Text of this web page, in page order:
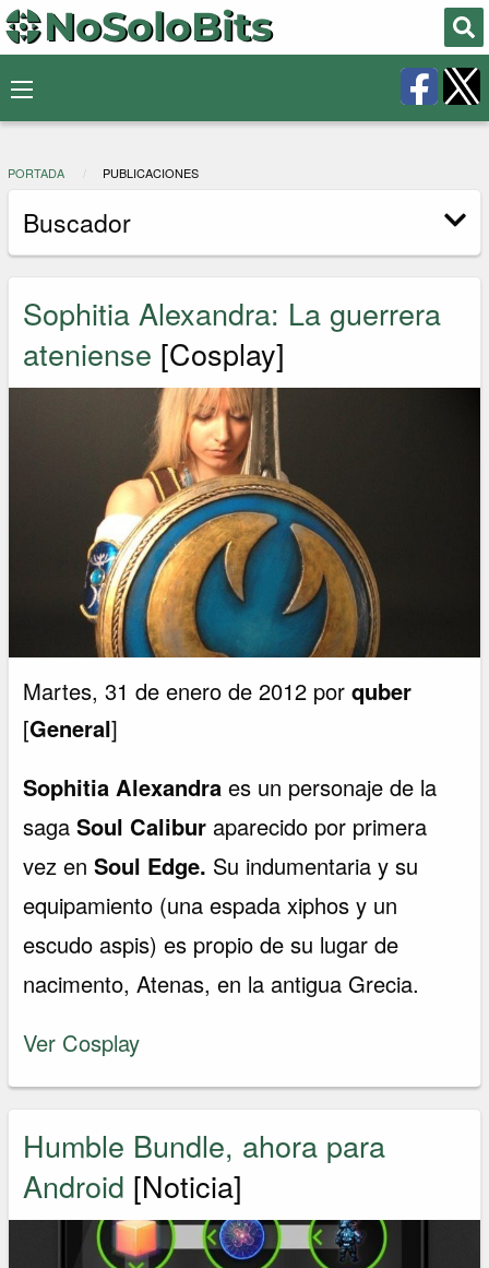
PORTADA PUBLICACIONES
Buscador
Sophitia Alexandra: La guerrera
ateniense [Cosplay]
Martes, 31 de enero de 2012 porquber
[General]
Sophitia Alexandra es un personaje de la
sagaSoul Calibur aparecido por primera
vez enSoul Edge. Su indumentaria y su
equipamiento (una espada xiphos y un
escudo aspis) es propio de su lugar de
nacimento, Atenas, en la antigua Grecia.
Ver Cosplay
Humble Bundle, ahora para
Android [Noticia]